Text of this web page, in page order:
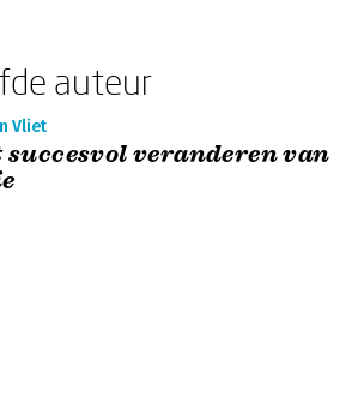
auteur
Vliet
succesvol veranderen van